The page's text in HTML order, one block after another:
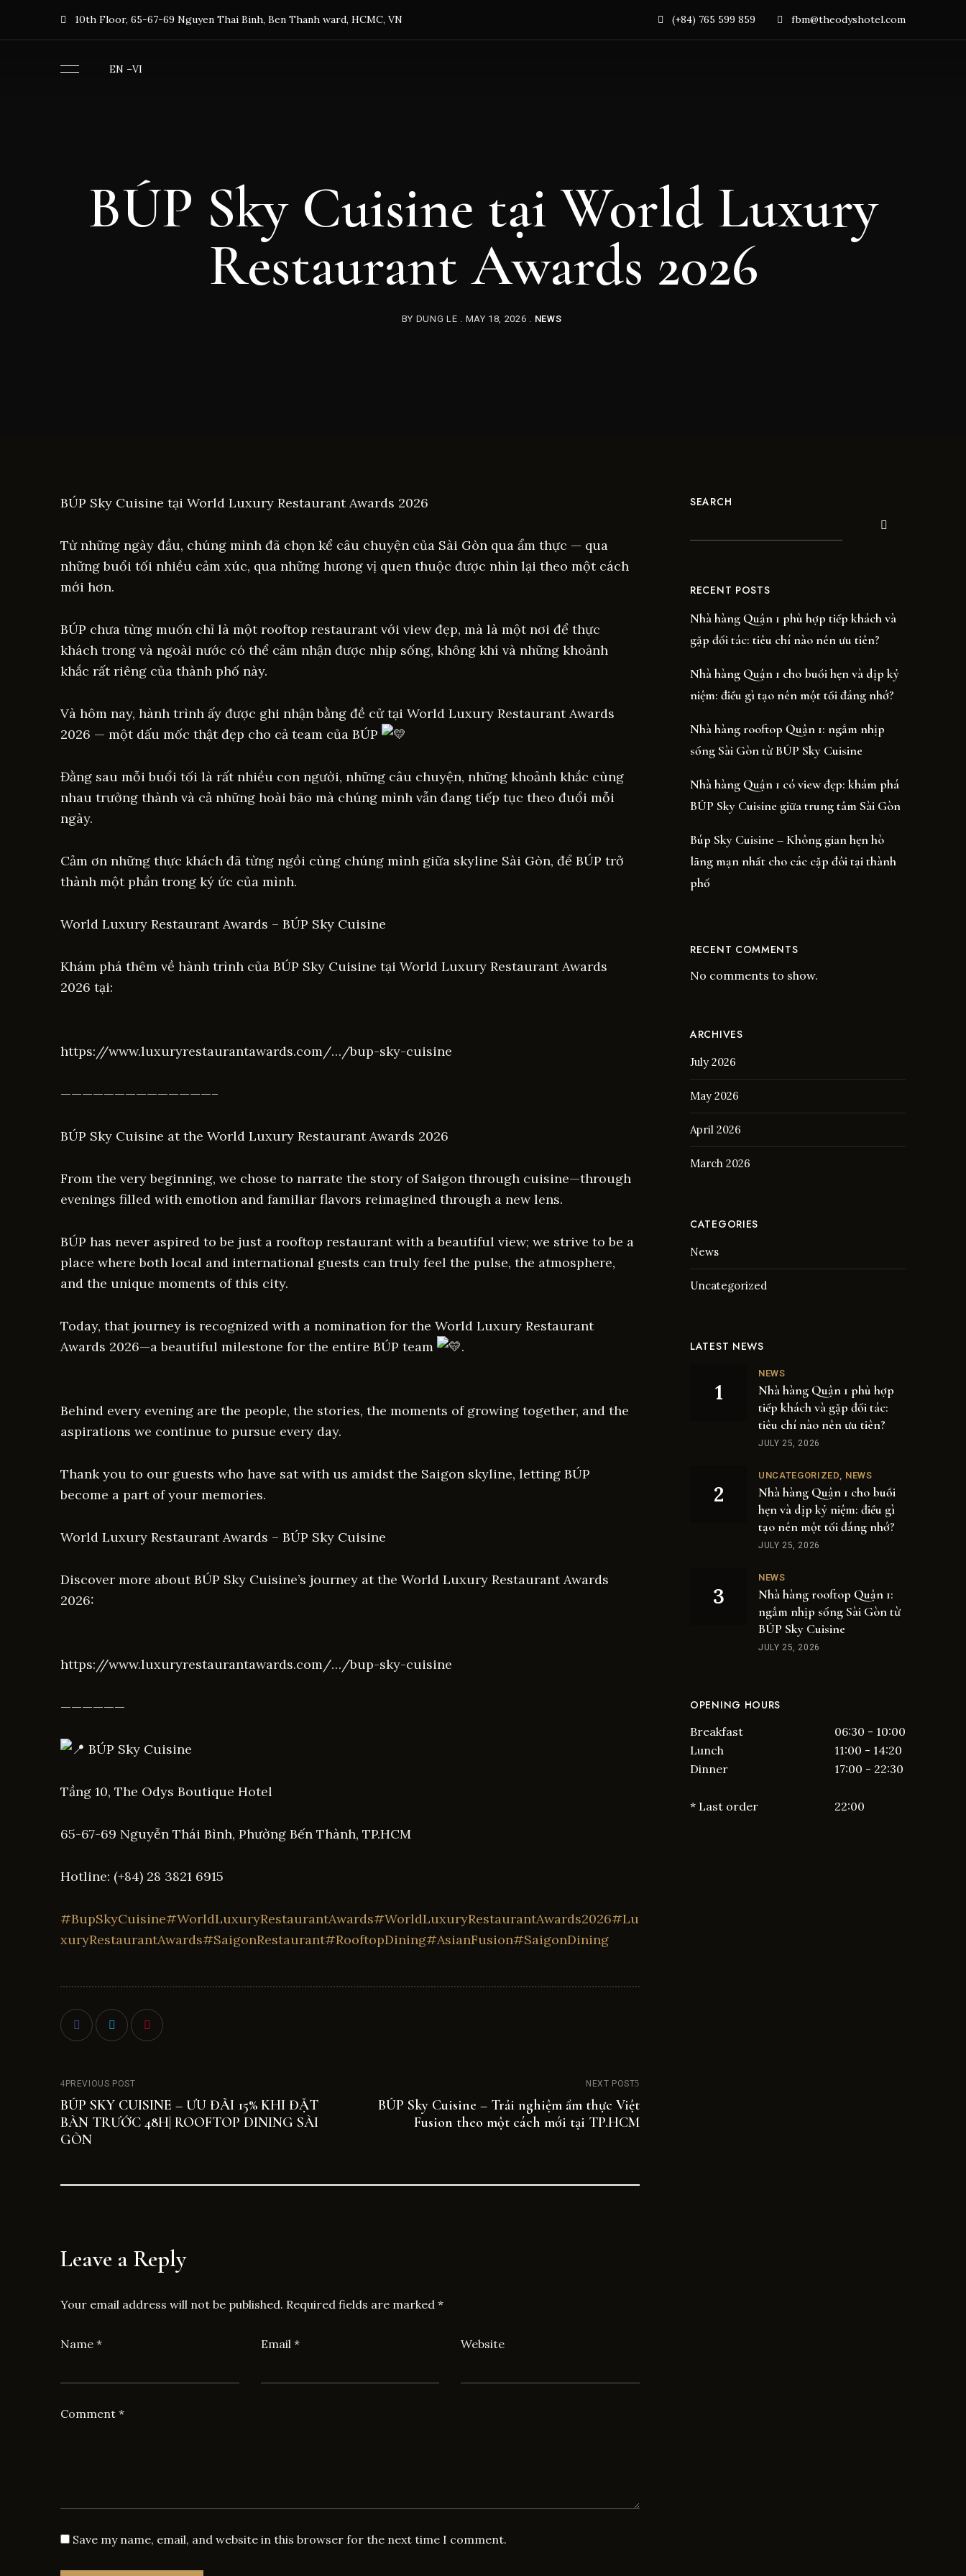
10th Floor, 65-67-69 Nguyen Thai Binh, Ben Thanh ward, HCMC, VN (+84) 765 599 859 fbm@theodyshotel.com
EN –VI
BÚP Sky Cuisine tại World Luxury
Restaurant Awards 2026
BY DUNG LE MAY 18, 2026 NEWS
BÚP Sky Cuisine tại World Luxury Restaurant Awards 2026
Từ những ngày đầu, chúng mình đã chọn kể câu chuyện của Sài Gòn qua ẩm thực — qua
những buổi tối nhiều cảm xúc, qua những hương vị quen thuộc được nhìn lại theo một cách
mới hơn.
BÚP chưa từng muốn chỉ là một rooftop restaurant với view đẹp, mà là một nơi để thực
khách trong và ngoài nước có thể cảm nhận được nhịp sống, không khí và những khoảnh
khắc rất riêng của thành phố này.
Và hôm nay, hành trình ấy được ghi nhận bằng đề cử tại World Luxury Restaurant Awards
2026 — một dấu mốc thật đẹp cho cả team của BÚP
Đằng sau mỗi buổi tối là rất nhiều con người, những câu chuyện, những khoảnh khắc cùng
nhau trưởng thành và cả những hoài bão mà chúng mình vẫn đang tiếp tục theo đuổi mỗi
ngày.
Cảm ơn những thực khách đã từng ngồi cùng chúng mình giữa skyline Sài Gòn, để BÚP trở
thành một phần trong ký ức của mình.
World Luxury Restaurant Awards – BÚP Sky Cuisine
Khám phá thêm về hành trình của BÚP Sky Cuisine tại World Luxury Restaurant Awards
2026 tại:
https://www.luxuryrestaurantawards.com/…/bup-sky-cuisine
——————————————–
BÚP Sky Cuisine at the World Luxury Restaurant Awards 2026
From the very beginning, we chose to narrate the story of Saigon through cuisine—through
evenings filled with emotion and familiar flavors reimagined through a new lens.
BÚP has never aspired to be just a rooftop restaurant with a beautiful view; we strive to be a
place where both local and international guests can truly feel the pulse, the atmosphere,
and the unique moments of this city.
Today, that journey is recognized with a nomination for the World Luxury Restaurant
Awards 2026—a beautiful milestone for the entire BÚP team
.
Behind every evening are the people, the stories, the moments of growing together, and the
aspirations we continue to pursue every day.
Thank you to our guests who have sat with us amidst the Saigon skyline, letting BÚP
become a part of your memories.
World Luxury Restaurant Awards – BÚP Sky Cuisine
Discover more about BÚP Sky Cuisine’s journey at the World Luxury Restaurant Awards
2026:
https://www.luxuryrestaurantawards.com/…/bup-sky-cuisine
——————
BÚP Sky Cuisine
Tầng 10, The Odys Boutique Hotel
65-67-69 Nguyễn Thái Bình, Phường Bến Thành, TP.HCM
Hotline: (+84) 28 3821 6915
#BupSkyCuisine#WorldLuxuryRestaurantAwards#WorldLuxuryRestaurantAwards2026#Lu
xuryRestaurantAwards#SaigonRestaurant#RooftopDining#AsianFusion#SaigonDining
PREVIOUS POST
BÚP SKY CUISINE – ƯU ĐÃI 15% KHI ĐẶT
BÀN TRƯỚC 48H| ROOFTOP DINING SÀI
GÒN
NEXT POST
BÚP Sky Cuisine – Trải nghiệm ẩm thực Việt
Fusion theo một cách mới tại TP.HCM
Leave a Reply
Your email address will not be published. Required fields are marked *
Name * Email * Website
Comment *
Save my name, email, and website in this browser for the next time I comment.
SEARCH
RECENT POSTS
Nhà hàng Quận 1 phù hợp tiếp khách và
gặp đối tác: tiêu chí nào nên ưu tiên?
Nhà hàng Quận 1 cho buổi hẹn và dịp kỷ
niệm: điều gì tạo nên một tối đáng nhớ?
Nhà hàng rooftop Quận 1: ngắm nhịp
sống Sài Gòn từ BÚP Sky Cuisine
Nhà hàng Quận 1 có view đẹp: khám phá
BÚP Sky Cuisine giữa trung tâm Sài Gòn
Búp Sky Cuisine – Không gian hẹn hò
lãng mạn nhất cho các cặp đôi tại thành
phố
RECENT COMMENTS
No comments to show.
ARCHIVES
July 2026
May 2026
April 2026
March 2026
CATEGORIES
News
Uncategorized
LATEST NEWS
NEWS
Nhà hàng Quận 1 phù hợp
tiếp khách và gặp đối tác:
tiêu chí nào nên ưu tiên?
JULY 25, 2026
UNCATEGORIZED NEWS
Nhà hàng Quận 1 cho buổi
hẹn và dịp kỷ niệm: điều gì
tạo nên một tối đáng nhớ?
JULY 25, 2026
NEWS
Nhà hàng rooftop Quận 1:
ngắm nhịp sống Sài Gòn từ
BÚP Sky Cuisine
JULY 25, 2026
OPENING HOURS
Breakfast
06:30 - 10:00
Lunch
11:00 - 14:20
Dinner
17:00 - 22:30
* Last order 22:00